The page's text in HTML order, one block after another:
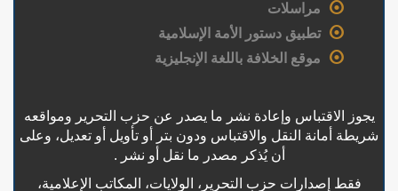
مراسلات
تطبيق دستور الأمة الإسلامية
موقع الخلافة باللغة الإنجليزية
يجوز الاقتباس وإعادة نشر ما يصدر عن حزب التحرير ومواقعه
شريطة أمانة النقل والاقتباس ودون بتر أو تأويل أو تعديل، وعلى
أن يُذكر مصدر ما نقل أو نشر .
فقط إصدارات حزب التحرير، الولايات، المكاتب الإعلامية،